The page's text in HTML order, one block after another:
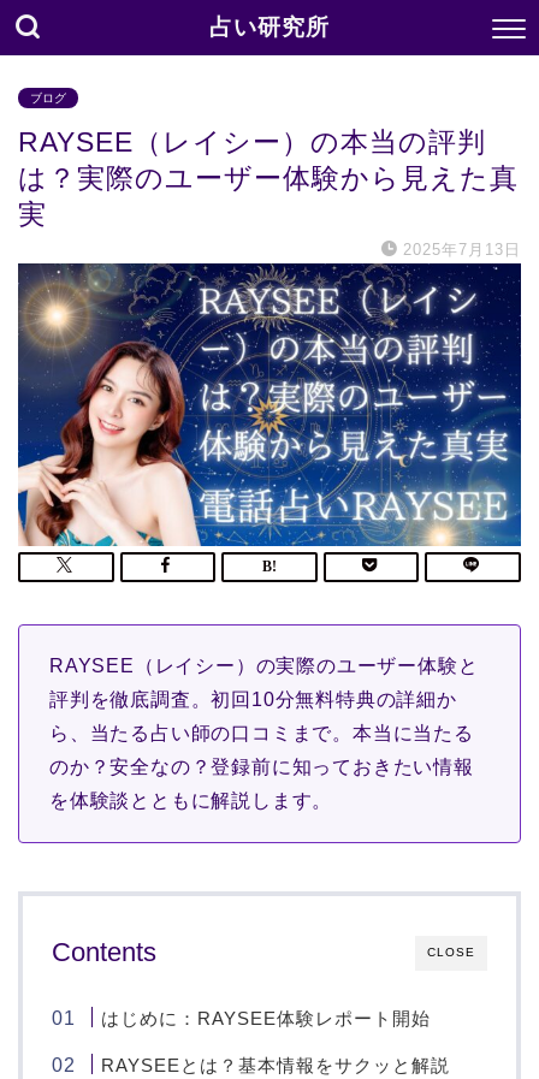
占い研究所
ブログ
RAYSEE（レイシー）の本当の評判
は？実際のユーザー体験から見えた真
実
2025年7月13日
RAYSEE（レイシー）の実際のユーザー体験と
評判を徹底調査。初回10分無料特典の詳細か
ら、当たる占い師の口コミまで。本当に当たる
のか？安全なの？登録前に知っておきたい情報
を体験談とともに解説します。
CLOSE
Contents
はじめに：RAYSEE体験レポート開始
RAYSEEとは？基本情報をサクッと解説